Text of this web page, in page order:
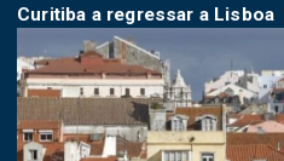
Curitiba a regressar a Lisboa